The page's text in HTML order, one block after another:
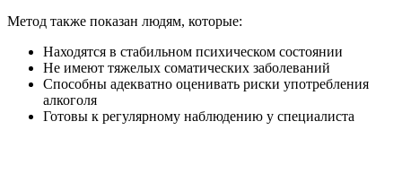
Метод также показан людям, которые:
Находятся в стабильном психическом состоянии
Не имеют тяжелых соматических заболеваний
Способны адекватно оценивать риски употребления
алкоголя
Готовы к регулярному наблюдению у специалиста